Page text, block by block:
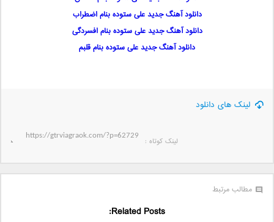
دانلود آهنگ جدید علی ستوده بنام اضطراب
دانلود آهنگ جدید علی ستوده بنام افسردگی
دانلود آهنگ جدید علی ستوده بنام قلبم
لینک های دانلود
لینک کوتاه‌ :
مطالب مرتبط
Related Posts: